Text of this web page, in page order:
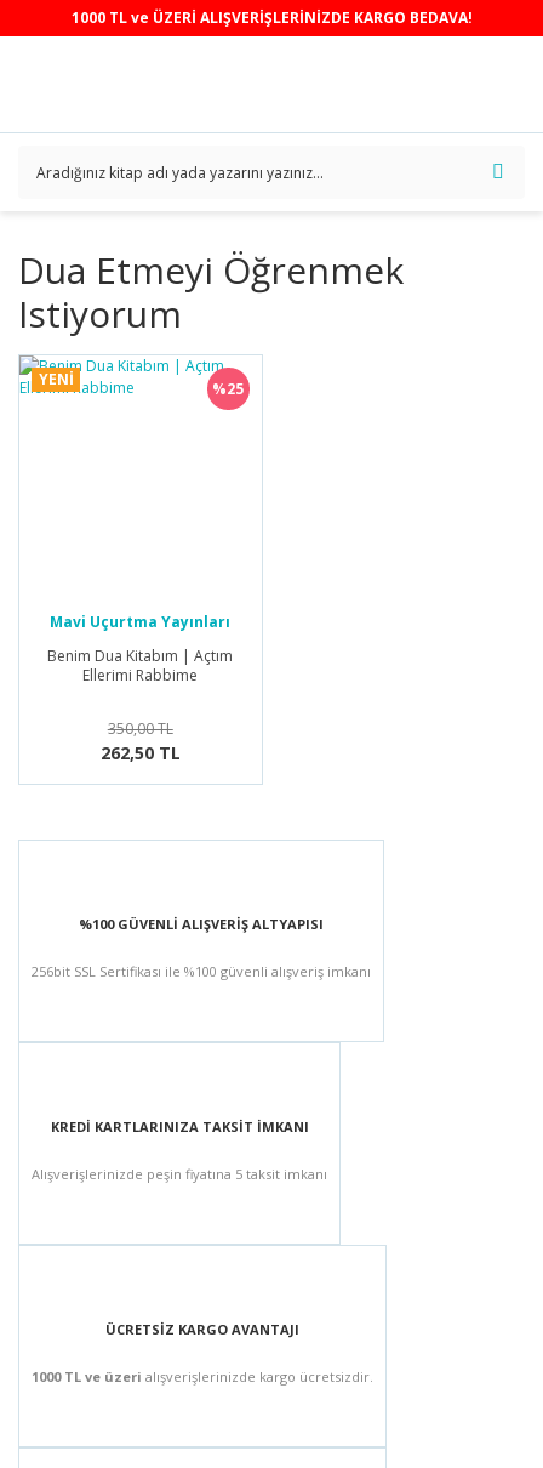
1000 TL ve ÜZERİ ALIŞVERİŞLERİNİZDE KARGO BEDAVA!
Dua Etmeyi Öğrenmek
Istiyorum
YENİ %25
Mavi Uçurtma Yayınları
Benim Dua Kitabım | Açtım
Ellerimi Rabbime
350,00 TL
262,50 TL
%100 GÜVENLİ ALIŞVERİŞ ALTYAPISI
256bit SSL Sertifikası ile %100 güvenli alışveriş imkanı
KREDİ KARTLARINIZA TAKSİT İMKANI
Alışverişlerinizde peşin fiyatına 5 taksit imkanı
ÜCRETSİZ KARGO AVANTAJI
1000 TL ve üzeri alışverişlerinizde kargo ücretsizdir.